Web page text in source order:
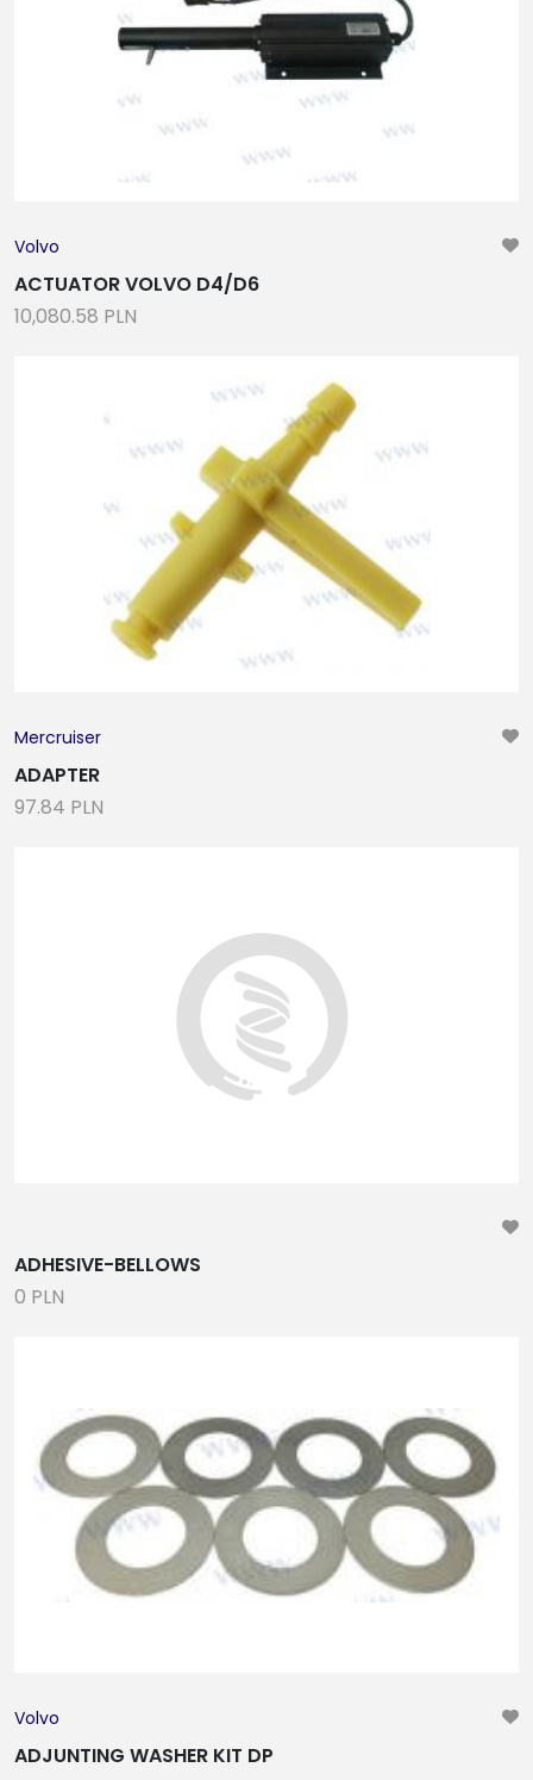
Volvo
ACTUATOR VOLVO D4/D6
10,080.58 PLN
Mercruiser
ADAPTER
97.84 PLN
ADHESIVE-BELLOWS
0 PLN
Volvo
ADJUNTING WASHER KIT DP